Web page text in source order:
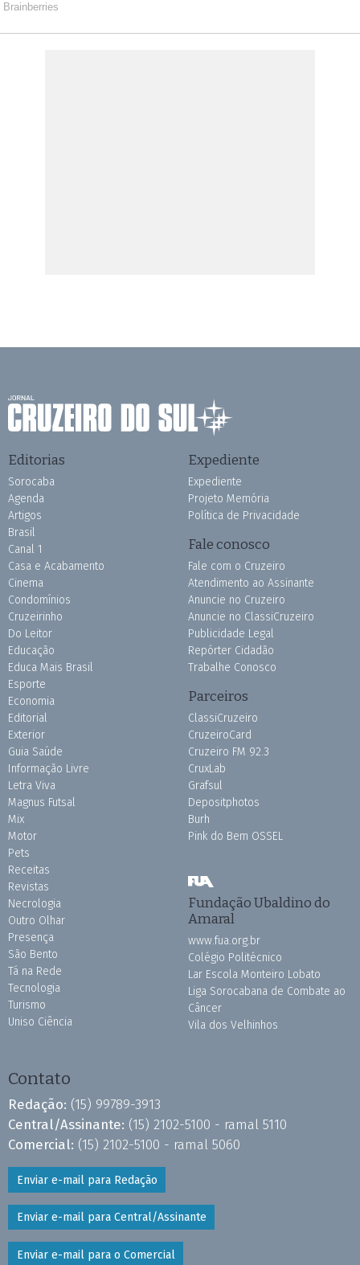
Editorias
Sorocaba
Agenda
Artigos
Brasil
Canal 1
Casa e Acabamento
Cinema
Condomínios
Cruzeirinho
Do Leitor
Educação
Educa Mais Brasil
Esporte
Economia
Editorial
Exterior
Guia Saúde
Informação Livre
Letra Viva
Magnus Futsal
Mix
Motor
Pets
Receitas
Revistas
Necrologia
Outro Olhar
Presença
São Bento
Tá na Rede
Tecnologia
Turismo
Uniso Ciência
Expediente
Expediente
Projeto Memória
Política de Privacidade
Fale conosco
Fale com o Cruzeiro
Atendimento ao Assinante
Anuncie no Cruzeiro
Anuncie no ClassiCruzeiro
Publicidade Legal
Repórter Cidadão
Trabalhe Conosco
Parceiros
ClassiCruzeiro
CruzeiroCard
Cruzeiro FM 92.3
CruxLab
Grafsul
Depositphotos
Burh
Pink do Bem OSSEL
Fundação Ubaldino do
Amaral
www.fua.org.br
Colégio Politécnico
Lar Escola Monteiro Lobato
Liga Sorocabana de Combate ao
Câncer
Vila dos Velhinhos
Contato
Redação: (15) 99789-3913
Central/Assinante: (15) 2102-5100 - ramal 5110
Comercial: (15) 2102-5100 - ramal 5060
Enviar e-mail para Redação
Enviar e-mail para Central/Assinante
Enviar e-mail para o Comercial